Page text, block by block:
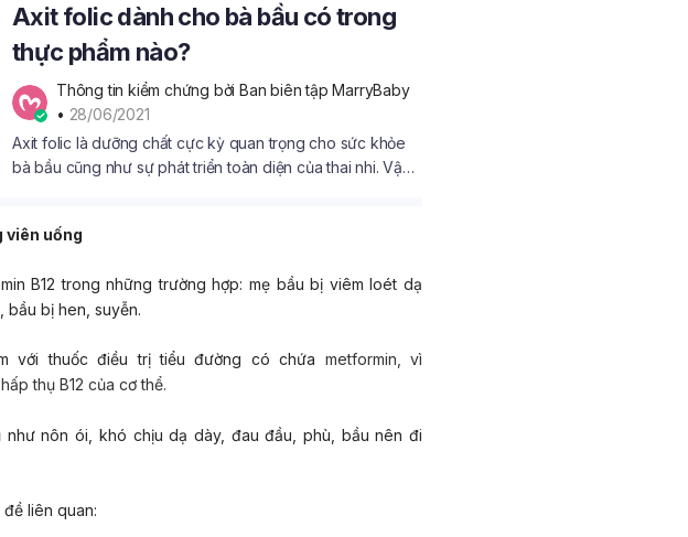
Axit folic dành cho bà bầu có trong
thực phẩm nào?
Thông tin kiểm chứng bởi Ban biên tập MarryBaby
• 28/06/2021
Axit folic là dưỡng chất cực kỳ quan trọng cho sức khỏe
bà bầu cũng như sự phát triển toàn diện của thai nhi. Vậy
viên uống
B12 trong những trường hợp: mẹ bầu bị viêm loét dạ
bầu bị hen, suyễn.
với thuốc điều trị tiểu đường có chứa metformin, vì
thụ B12 của cơ thể.
nôn ói, khó chịu dạ dày, đau đầu, phù, bầu nên đi
liên quan: